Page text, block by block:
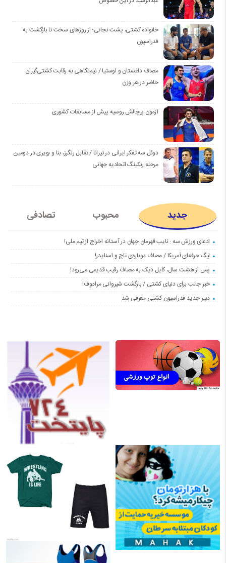
خانواده کشتی، پشت نجاتی؛ از روزهای سخت تا بازگشت به
فدراسیون
مصاف داغستان و اوستیا / نیم‌نگاهی به رقابت کشتی‌گیران
حاضر در هر وزن
آزمون پرچالش روسیه پیش از مسابقات کشوری
دوئل سه تفکر ایرانی در تیرانا / تقابل رنگرز، بنا و بویری در دومین
مرحله رنکینگ اتحادیه جهانی
جدید محبوب تصادفی
ادعای ورزش سه : نایب قهرمان جهان در آستانه اخراج از تیم ملی!
لیگ حرفه‌ای آمریکا / مصاف دوباره‌ی تاج و اسنایدر!
پس از هشت سال، کایل دیک به مصاف رقیب قدیمی می‌رود!
خبر جالب برای دنیای کشتی / بازگشت شیروانی مرادوف!
دبیر جدید فدراسیون کشتی معرفی شد